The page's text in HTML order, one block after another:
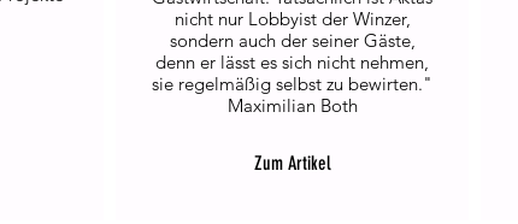
nicht nur Lobbyist der Winzer,
sondern auch der seiner Gäste,
denn er lässt es sich nicht nehmen,
sie regelmäßig selbst zu bewirten."
Maximilian Both
Zum Artikel